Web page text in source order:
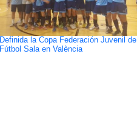
Definida la Copa Federación Juvenil de
Fútbol Sala en València